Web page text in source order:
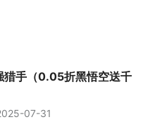
猎手（0.05折黑悟空送千
07-31